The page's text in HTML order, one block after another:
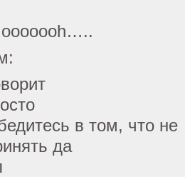
ooooooh…..
в том, что не
да